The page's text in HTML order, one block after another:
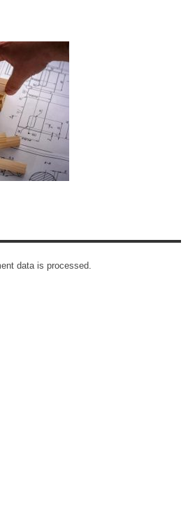
data is processed.